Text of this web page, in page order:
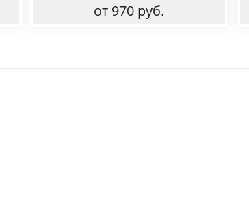
от 970 руб.